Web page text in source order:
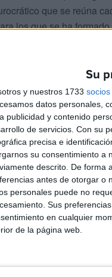
Su
y nuestros 1733 socios
datos personales,
publicidad y contenido
de servicios. Con su
precisa e
su consentimiento a
descrito. De forma
antes de otorgar o
personales puede no
Sus
en cualquier
de la página web.
que se reúna
los que se ha formado.
se probará en su
se identifiquen.